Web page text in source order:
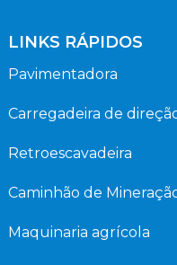
LINKS RÁPIDOS
Pavimentadora
Carregadeira de
Retroescavadeira
Caminhão de
Maquinaria agrícola